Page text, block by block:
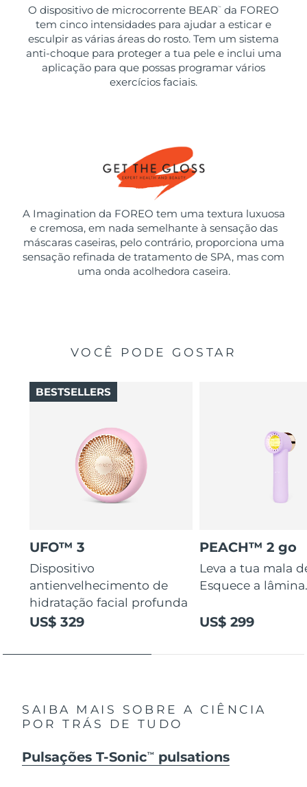
O dispositivo de microcorrente BEAR ™
da FOREO
tem cinco intensidades para ajudar a esticar e
esculpir as várias áreas do rosto. Tem um sistema
anti-choque para proteger a tua pele e inclui uma
aplicação para que possas programar vários
exercícios faciais.
A Imagination da FOREO tem uma textura luxuosa
e cremosa, em nada semelhante à sensação das
máscaras caseiras, pelo contrário, proporciona uma
sensação refinada de tratamento de SPA, mas com
uma onda acolhedora caseira.
VOCÊ PODE GOSTAR
UFO™ 3
Dispositivo
antienvelhecimento de
hidratação facial profunda
US$ 329
BESTSELLERS
PEACH™ 2 go
Leva a tua mala
Esquece a
US$ 299
SAIBA MAIS SOBRE A CIÊNCIA
POR TRÁS DE TUDO
Pulsações T-SonicTM pulsations